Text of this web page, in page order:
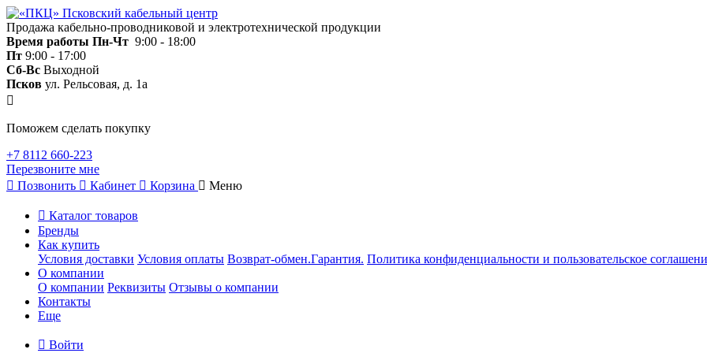
Продажа кабельно-проводниковой и электротехнической продукции
Время работы Пн-Чт 9:00 - 18:00
Пт 9:00 - 17:00
Сб-Вс Выходной
Псков ул. Рельсовая, д. 1а
Поможем сделать покупку
+7 8112 660-223
Перезвоните мне
Позвонить
Кабинет Корзина Меню
Каталог товаров
Бренды
Как купить
Условия доставки Условия оплаты Возврат-обмен.Гарантия. Политика конфиденциальности и пользовательское
О компании
О компании Реквизиты Отзывы о компании
Контакты
Еще
Войти